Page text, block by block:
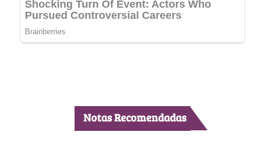
Notas Recomendadas